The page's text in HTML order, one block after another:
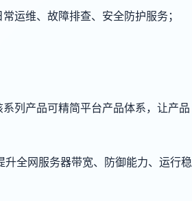
运维、故障排查、安全防护服务；
列产品可精简平台产品体系，让产品
全网服务器带宽、防御能力、运行稳